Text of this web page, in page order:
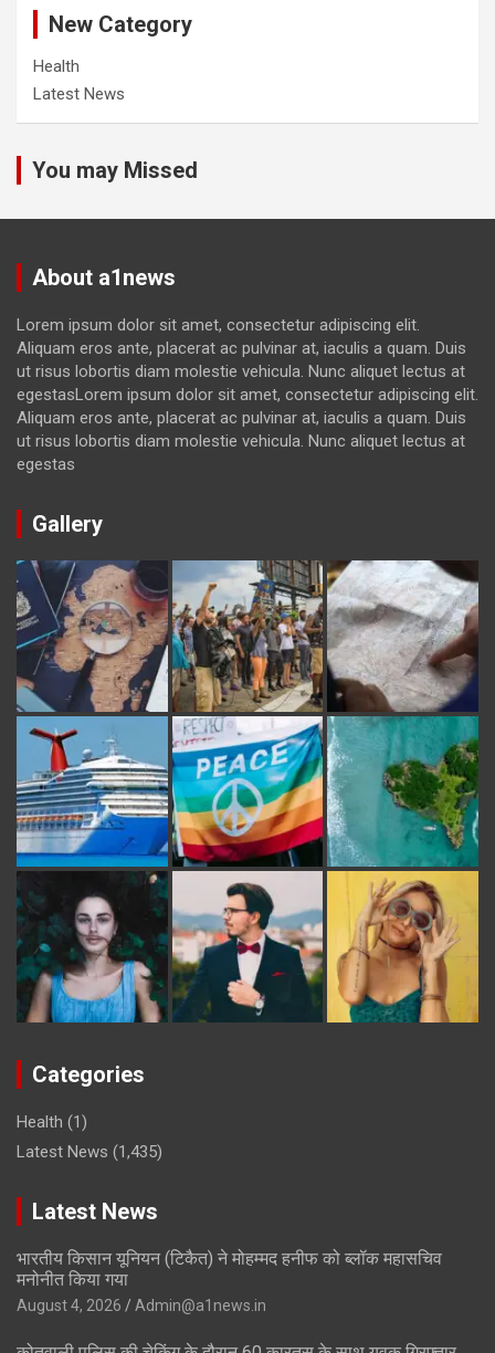
New Category
Health
Latest News
You may Missed
About a1news
Lorem ipsum dolor sit amet, consectetur adipiscing elit.
Aliquam eros ante, placerat ac pulvinar at, iaculis a quam. Duis
ut risus lobortis diam molestie vehicula. Nunc aliquet lectus at
egestasLorem ipsum dolor sit amet, consectetur adipiscing elit.
Aliquam eros ante, placerat ac pulvinar at, iaculis a quam. Duis
ut risus lobortis diam molestie vehicula. Nunc aliquet lectus at
egestas
Gallery
Categories
Health (1)
Latest News (1,435)
Latest News
भारतीय किसान यूनियन (टिकैत) ने मोहम्मद हनीफ को ब्लॉक महासचिव
मनोनीत किया गया
August 4, 2026 Admin@a1news.in